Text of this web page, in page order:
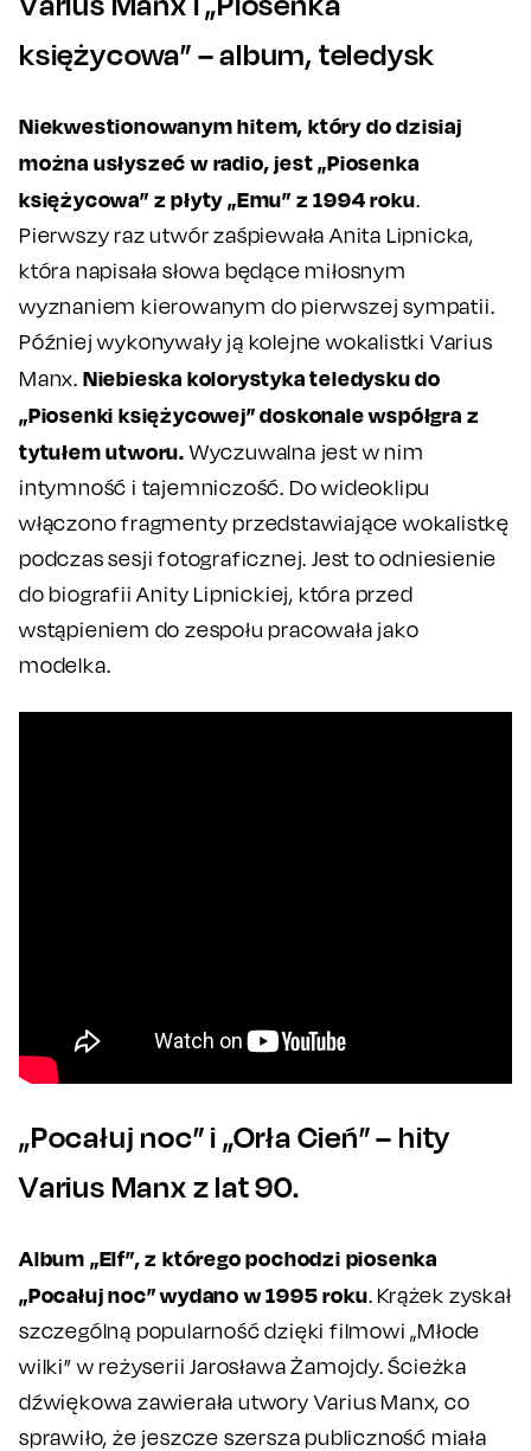
księżycowa” – album, teledysk
Niekwestionowanym hitem, który do dzisiaj
można usłyszeć w radio, jest „Piosenka
księżycowa” z płyty „Emu” z 1994 roku.
Pierwszy raz utwór zaśpiewała Anita Lipnicka,
która napisała słowa będące miłosnym
wyznaniem kierowanym do pierwszej sympatii.
Później wykonywały ją kolejne wokalistki Varius
Manx. Niebieska kolorystyka teledysku do
„Piosenki księżycowej” doskonale współgra z
tytułem utworu.Wyczuwalna jest w nim
intymność i tajemniczość. Do wideoklipu
włączono fragmenty przedstawiające wokalistkę
podczas sesji fotograficznej. Jest to odniesienie
do biografii Anity Lipnickiej, która przed
wstąpieniem do zespołu pracowała jako
modelka.
„Pocałuj noc” i „Orła Cień” – hity
Varius Manx z lat 90.
Album „Elf”, z którego pochodzi piosenka
„Pocałuj noc” wydano w 1995 roku. Krążek zyskał
szczególną popularność dzięki filmowi „Młode
wilki” w reżyserii Jarosława Żamojdy. Ścieżka
dźwiękowa zawierała utwory Varius Manx, co
sprawiło, że jeszcze szersza publiczność miała